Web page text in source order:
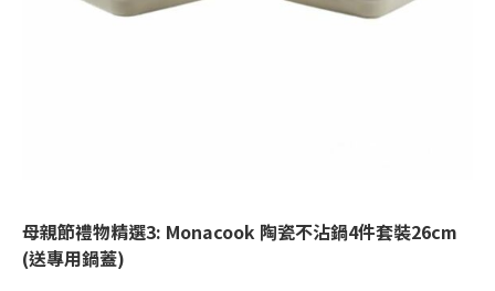
母親節禮物精選3: Monacook 陶瓷不沾鍋4件套裝26cm
(送專用鍋蓋)